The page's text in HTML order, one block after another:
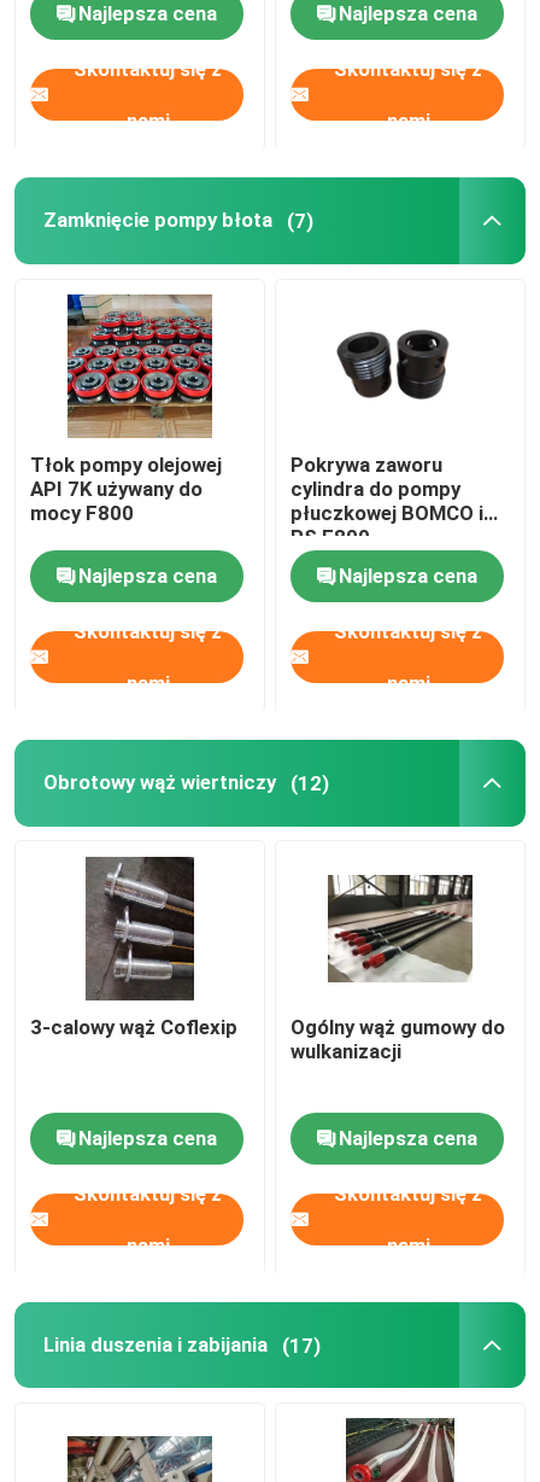
Produkty
O nas
Wycieczka po fabryce
Kontrola jakości
Wszystkie przypadki
Pompa płuczkowa
Wyściółka pompy błotnej
Zamknięcie pompy błota
Linia duszenia i zabijania
Wąż kontrolny BOP
Zawór bramowy i zawór kontrolny
Zawór kulkowy i zawór bezpieczeństwa
Studnia i choinka
Najlepsza cena
Skontaktuj się z
nami
Najlepsza cena
Skontaktuj się z
nami
Zamknięcie pompy błota (7)
Tłok pompy olejowej
API 7K używany do
mocy F800
Najlepsza cena
Skontaktuj się z
nami
Pokrywa zaworu
cylindra do pompy
płuczkowej BOMCO i
RS F800
Najlepsza cena
Skontaktuj się z
nami
Obrotowy wąż wiertniczy (12)
3-calowy wąż Coflexip
Najlepsza cena
Skontaktuj się z
nami
Ogólny wąż gumowy do
wulkanizacji
Najlepsza cena
Skontaktuj się z
nami
Linia duszenia i zabijania (17)